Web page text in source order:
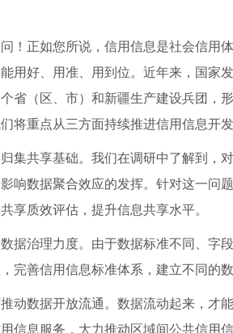
正如您所说，信用信息是社会信用体
用好、用准、用到位。近年来，国家
省（区、市）和新疆生产建设兵团，
将重点从三方面持续推进信用信息开
共享基础。我们在调研中了解到，对
响数据聚合效应的发挥。针对这一问
享质效评估，提升信息共享水平。
治理力度。由于数据标准不同、字段
完善信用信息标准体系，建立不同的
数据开放流通。数据流动起来，才能
信息服务，大力推动区域间公共信用